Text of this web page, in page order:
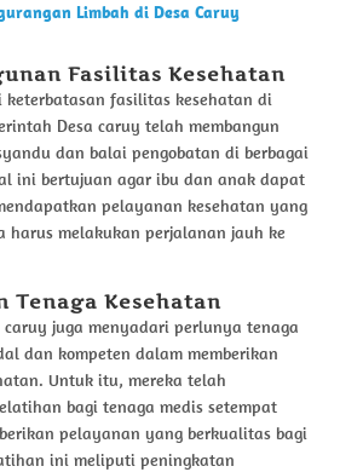
Limbah di Desa Caruy
Fasilitas Kesehatan
keterbatasan fasilitas kesehatan di
Desa caruy telah membangun
dan balai pengobatan di berbagai
ini bertujuan agar ibu dan anak dapat
pelayanan kesehatan yang
harus melakukan perjalanan jauh ke
Tenaga Kesehatan
caruy juga menyadari perlunya tenaga
dan kompeten dalam memberikan
Untuk itu, mereka telah
bagi tenaga medis setempat
pelayanan yang berkualitas bagi
ini meliputi peningkatan